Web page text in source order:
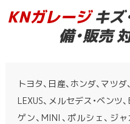
KNガレージキズ
備・販売
トヨタ、日産、ホンダ、マツダ
LEXUS、メルセデス・ベンツ
ゲン、MINI、ポルシェ、ジ